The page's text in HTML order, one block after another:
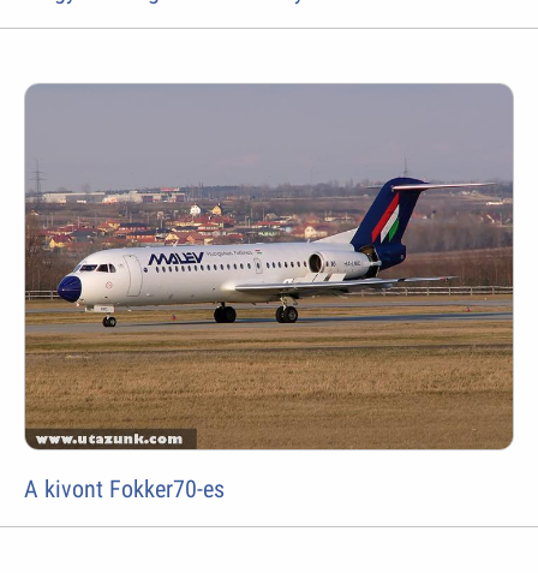
A kivont Fokker70-es